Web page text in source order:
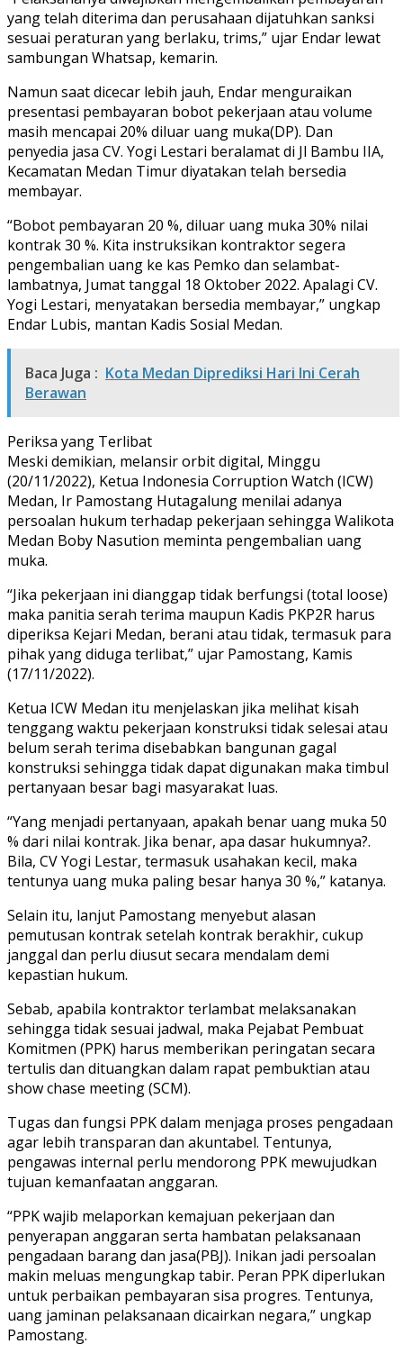
yang telah diterima dan perusahaan dijatuhkan sanksi
sesuai peraturan yang berlaku, trims,” ujar Endar lewat
sambungan Whatsap, kemarin.
Namun saat dicecar lebih jauh, Endar menguraikan
presentasi pembayaran bobot pekerjaan atau volume
masih mencapai 20% diluar uang muka(DP). Dan
penyedia jasa CV. Yogi Lestari beralamat di Jl Bambu IIA,
Kecamatan Medan Timur diyatakan telah bersedia
membayar.
“Bobot pembayaran 20 %, diluar uang muka 30% nilai
kontrak 30 %. Kita instruksikan kontraktor segera
pengembalian uang ke kas Pemko dan selambat-
lambatnya, Jumat tanggal 18 Oktober 2022. Apalagi CV.
Yogi Lestari, menyatakan bersedia membayar,” ungkap
Endar Lubis, mantan Kadis Sosial Medan.
Baca Juga : Kota Medan Diprediksi Hari Ini Cerah
Berawan
Periksa yang Terlibat
Meski demikian, melansir orbit digital, Minggu
(20/11/2022), Ketua Indonesia Corruption Watch (ICW)
Medan, Ir Pamostang Hutagalung menilai adanya
persoalan hukum terhadap pekerjaan sehingga Walikota
Medan Boby Nasution meminta pengembalian uang
muka.
“Jika pekerjaan ini dianggap tidak berfungsi (total loose)
maka panitia serah terima maupun Kadis PKP2R harus
diperiksa Kejari Medan, berani atau tidak, termasuk para
pihak yang diduga terlibat,” ujar Pamostang, Kamis
(17/11/2022).
Ketua ICW Medan itu menjelaskan jika melihat kisah
tenggang waktu pekerjaan konstruksi tidak selesai atau
belum serah terima disebabkan bangunan gagal
konstruksi sehingga tidak dapat digunakan maka timbul
pertanyaan besar bagi masyarakat luas.
“Yang menjadi pertanyaan, apakah benar uang muka 50
% dari nilai kontrak. Jika benar, apa dasar hukumnya?.
Bila, CV Yogi Lestar, termasuk usahakan kecil, maka
tentunya uang muka paling besar hanya 30 %,” katanya.
Selain itu, lanjut Pamostang menyebut alasan
pemutusan kontrak setelah kontrak berakhir, cukup
janggal dan perlu diusut secara mendalam demi
kepastian hukum.
Sebab, apabila kontraktor terlambat melaksanakan
sehingga tidak sesuai jadwal, maka Pejabat Pembuat
Komitmen (PPK) harus memberikan peringatan secara
tertulis dan dituangkan dalam rapat pembuktian atau
show chase meeting (SCM).
Tugas dan fungsi PPK dalam menjaga proses pengadaan
agar lebih transparan dan akuntabel. Tentunya,
pengawas internal perlu mendorong PPK mewujudkan
tujuan kemanfaatan anggaran.
“PPK wajib melaporkan kemajuan pekerjaan dan
penyerapan anggaran serta hambatan pelaksanaan
pengadaan barang dan jasa(PBJ). Inikan jadi persoalan
makin meluas mengungkap tabir. Peran PPK diperlukan
untuk perbaikan pembayaran sisa progres. Tentunya,
uang jaminan pelaksanaan dicairkan negara,” ungkap
Pamostang.